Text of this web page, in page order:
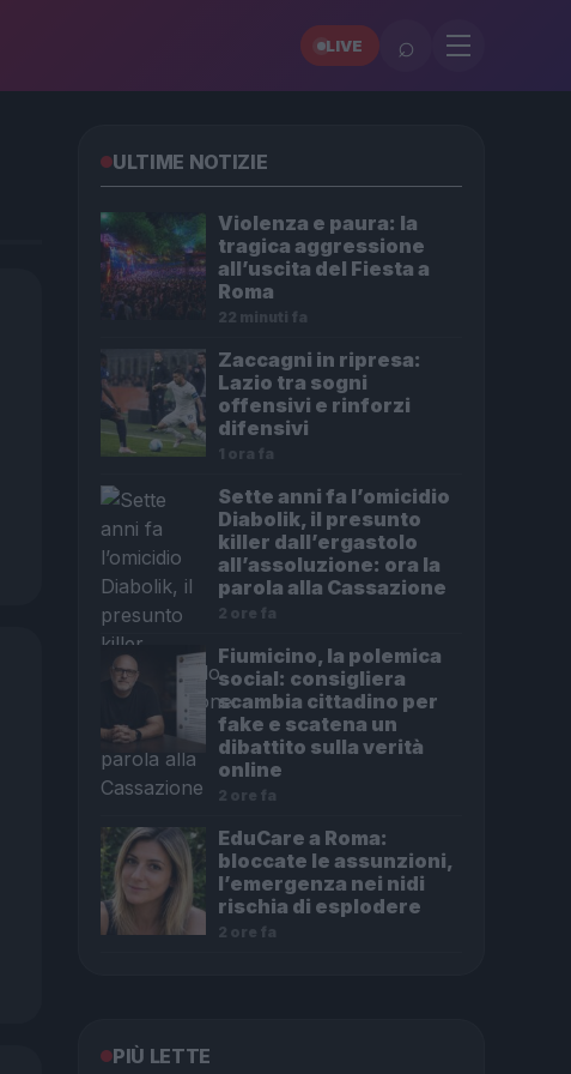
LIVE ⌕
ULTIME NOTIZIE
Violenza e paura: la
tragica aggressione
all’uscita del Fiesta a
Roma
22 minuti fa
Zaccagni in ripresa:
Lazio tra sogni
offensivi e rinforzi
difensivi
1 ora fa
Sette anni fa l’omicidio
Diabolik, il presunto
killer dall’ergastolo
all’assoluzione: ora la
parola alla Cassazione
2 ore fa
Fiumicino, la polemica
social: consigliera
scambia cittadino per
fake e scatena un
dibattito sulla verità
online
2 ore fa
EduCare a Roma:
bloccate le assunzioni,
l’emergenza nei nidi
rischia di esplodere
2 ore fa
PIÙ LETTE